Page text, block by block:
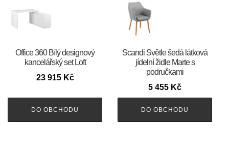
Office 360 Bílý designový
kancelářský set Loft
23 915 Kč
DO OBCHODU
Scandi Světle šedá látková
jídelní židle Marte s
područkami
5 455 Kč
DO OBCHODU